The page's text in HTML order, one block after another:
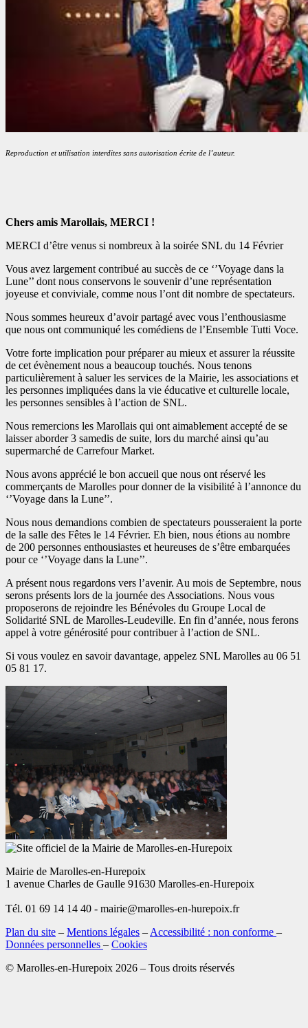
Reproduction et utilisation interdites sans autorisation écrite de l’auteur.
Chers amis Marollais, MERCI !
MERCI d’être venus si nombreux à la soirée SNL du 14 Février
Vous avez largement contribué au succès de ce ‘’Voyage dans la
Lune’’ dont nous conservons le souvenir d’une représentation
joyeuse et conviviale, comme nous l’ont dit nombre de spectateurs.
Nous sommes heureux d’avoir partagé avec vous l’enthousiasme
que nous ont communiqué les comédiens de l’Ensemble Tutti Voce.
Votre forte implication pour préparer au mieux et assurer la réussite
de cet évènement nous a beaucoup touchés. Nous tenons
particulièrement à saluer les services de la Mairie, les associations et
les personnes impliquées dans la vie éducative et culturelle locale,
les personnes sensibles à l’action de SNL.
Nous remercions les Marollais qui ont aimablement accepté de se
laisser aborder 3 samedis de suite, lors du marché ainsi qu’au
supermarché de Carrefour Market.
Nous avons apprécié le bon accueil que nous ont réservé les
commerçants de Marolles pour donner de la visibilité à l’annonce du
‘’Voyage dans la Lune’’.
Nous nous demandions combien de spectateurs pousseraient la porte
de la salle des Fêtes le 14 Février. Eh bien, nous étions au nombre
de 200 personnes enthousiastes et heureuses de s’être embarquées
pour ce ‘’Voyage dans la Lune’’.
A présent nous regardons vers l’avenir. Au mois de Septembre, nous
serons présents lors de la journée des Associations. Nous vous
proposerons de rejoindre les Bénévoles du Groupe Local de
Solidarité SNL de Marolles-Leudeville. En fin d’année, nous ferons
appel à votre générosité pour contribuer à l’action de SNL.
Si vous voulez en savoir davantage, appelez SNL Marolles au 06 51
05 81 17.
Mairie de Marolles-en-Hurepoix
1 avenue Charles de Gaulle 91630 Marolles-en-Hurepoix
Tél. 01 69 14 14 40 - mairie@marolles-en-hurepoix.fr
Plan du site – Mentions légales – Accessibilité : non conforme –
Données personnelles – Cookies
© Marolles-en-Hurepoix 2026 – Tous droits réservés